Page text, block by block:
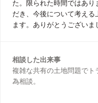
た。限られた時間ではあ
だき、今後について考え
ます。ありがとうございま
相談した出来事
複雑な共有の土地問題で
為相談。